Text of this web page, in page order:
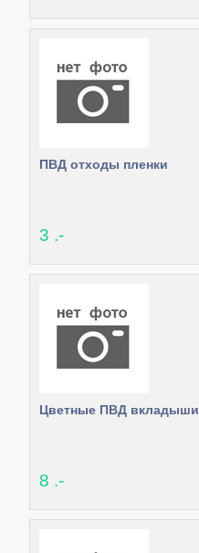
ПВД отходы пленки
3 .-
Цветные ПВД вкладыши
8 .-